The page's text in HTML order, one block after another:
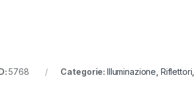
5768 Categorie: Illuminazione Riflettori